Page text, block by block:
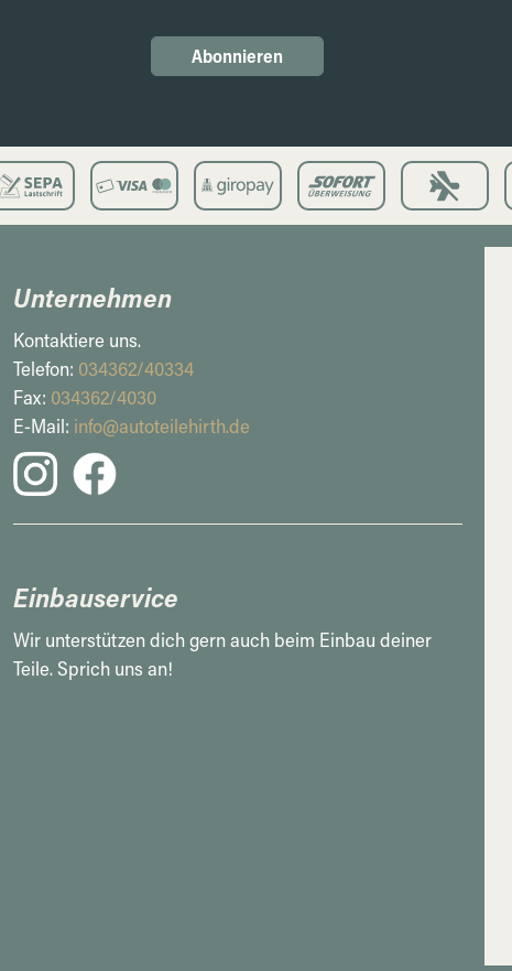
Abonnieren
Unternehmen
Kontaktiere uns.
Telefon: 034362/40334
Fax: 034362/4030
E-Mail: info@autoteilehirth.de
Einbauservice
Wir unterstützen dich gern auch beim Einbau deiner
Teile. Sprich uns an!